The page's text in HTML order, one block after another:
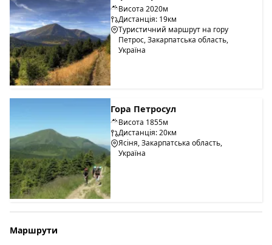
Висота 2020м
Дистанція: 19км
Туристичний маршрут на гору
Петрос, Закарпатська область,
Україна
Гора Петросул
Висота 1855м
Дистанція: 20км
Ясіня, Закарпатська область,
Україна
Маршрути